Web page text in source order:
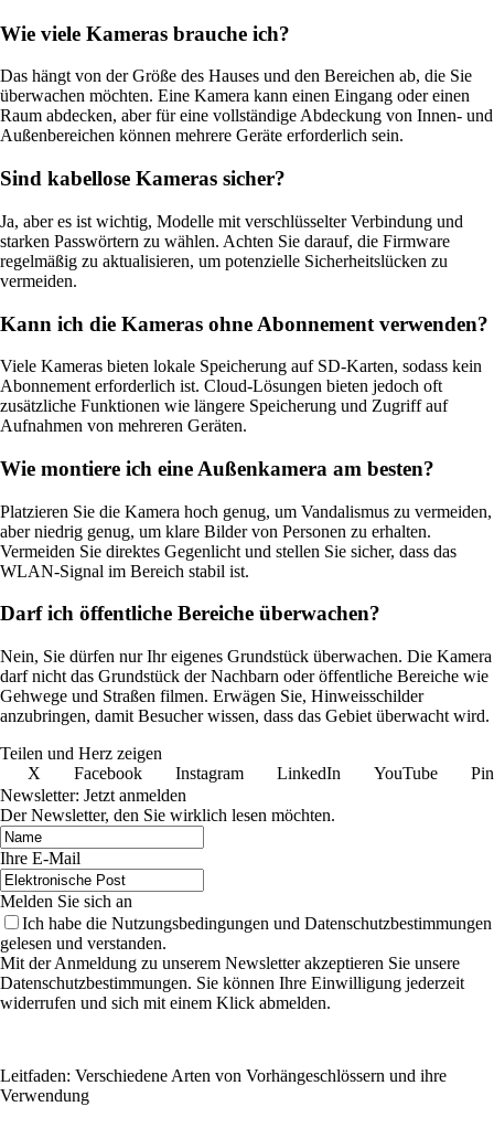
Wie viele Kameras brauche ich?
Das hängt von der Größe des Hauses und den Bereichen ab, die Sie
überwachen möchten. Eine Kamera kann einen Eingang oder einen
Raum abdecken, aber für eine vollständige Abdeckung von Innen- und
Außenbereichen können mehrere Geräte erforderlich sein.
Sind kabellose Kameras sicher?
Ja, aber es ist wichtig, Modelle mit verschlüsselter Verbindung und
starken Passwörtern zu wählen. Achten Sie darauf, die Firmware
regelmäßig zu aktualisieren, um potenzielle Sicherheitslücken zu
vermeiden.
Kann ich die Kameras ohne Abonnement verwenden?
Viele Kameras bieten lokale Speicherung auf SD-Karten, sodass kein
Abonnement erforderlich ist. Cloud-Lösungen bieten jedoch oft
zusätzliche Funktionen wie längere Speicherung und Zugriff auf
Aufnahmen von mehreren Geräten.
Wie montiere ich eine Außenkamera am besten?
Platzieren Sie die Kamera hoch genug, um Vandalismus zu vermeiden,
aber niedrig genug, um klare Bilder von Personen zu erhalten.
Vermeiden Sie direktes Gegenlicht und stellen Sie sicher, dass das
WLAN-Signal im Bereich stabil ist.
Darf ich öffentliche Bereiche überwachen?
Nein, Sie dürfen nur Ihr eigenes Grundstück überwachen. Die Kamera
darf nicht das Grundstück der Nachbarn oder öffentliche Bereiche wie
Gehwege und Straßen filmen. Erwägen Sie, Hinweisschilder
anzubringen, damit Besucher wissen, dass das Gebiet überwacht wird.
Teilen und Herz zeigen
X
Facebook Instagram LinkedIn YouTube
Newsletter: Jetzt anmelden
Der Newsletter, den Sie wirklich lesen möchten.
Ihre E-Mail
Melden Sie sich an
Ich habe die Nutzungsbedingungen und Datenschutzbestimmungen
gelesen und verstanden.
Mit der Anmeldung zu unserem Newsletter akzeptieren Sie unsere
Datenschutzbestimmungen. Sie können Ihre Einwilligung jederzeit
widerrufen und sich mit einem Klick abmelden.
Leitfaden: Verschiedene Arten von Vorhängeschlössern und ihre
Verwendung